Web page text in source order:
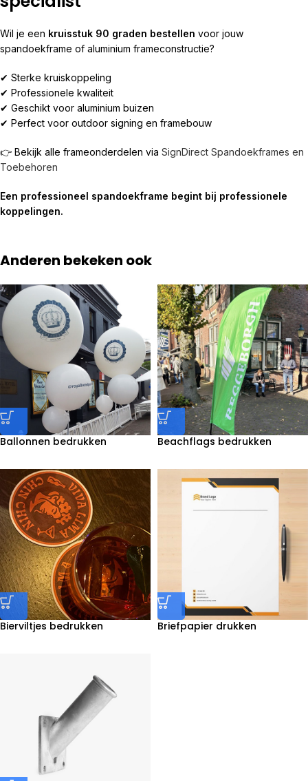
Wil je een kruisstuk 90 graden bestellen voor jouw
spandoekframe of aluminium frameconstructie?
✔ Sterke kruiskoppeling
✔ Professionele kwaliteit
✔ Geschikt voor aluminium buizen
✔ Perfect voor outdoor signing en framebouw
👉 Bekijk alle frameonderdelen via SignDirect Spandoekframes en
Toebehoren
Een professioneel spandoekframe begint bij professionele
koppelingen.
Anderen bekeken ook
Ballonnen bedrukken Beachflags bedrukken
Bierviltjes bedrukken Briefpapier drukken